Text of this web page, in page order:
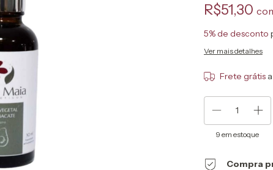
R$51,30
5% de desconto
Ver mais detalhes
Frete grátis
9 em estoque
Compra